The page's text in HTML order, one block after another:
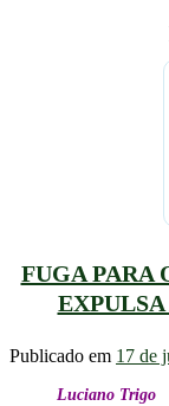
FUGA PARA
Publicado em 17 de
Luciano Trigo